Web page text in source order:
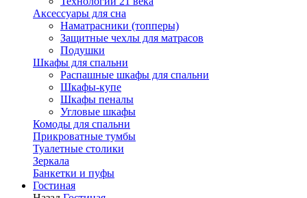
Аксессуары для сна
Наматрасники (топперы)
Защитные чехлы для матрасов
Подушки
Шкафы для спальни
Распашные шкафы для спальни
Шкафы-купе
Шкафы пеналы
Угловые шкафы
Комоды для спальни
Прикроватные тумбы
Туалетные столики
Зеркала
Банкетки и пуфы
Гостиная